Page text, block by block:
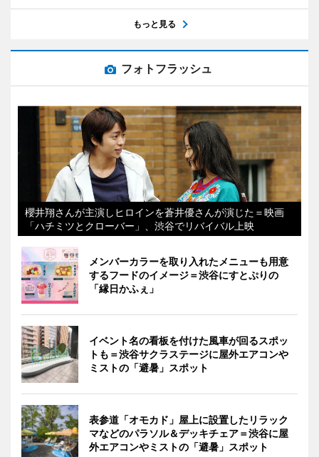
もっと見る
フォトフラッシュ
櫻井翔さんが主演しヒロインを蒼井優さんが演じた＝映画
「ハチミツとクローバー」、渋谷でリバイバル上映
メンバーカラーを取り入れたメニューも用意
するフードのイメージ＝渋谷にすとぷりの
「縁日かふぇ」
イベント名の看板を付けた風車が回るスポッ
トも＝渋谷サクラステージに屋外エアコンや
ミストの「避暑」スポット
表参道「オモカド」屋上に設置したリラック
マなどのパラソル＆デッキチェア＝渋谷に屋
外エアコンやミストの「避暑」スポット